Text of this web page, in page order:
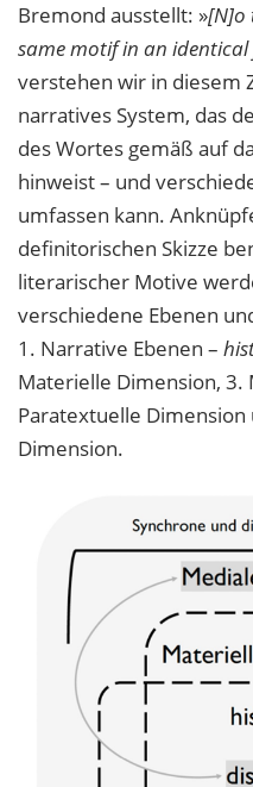
Bremond ausstellt: »[N]o
same motif in an identical
verstehen wir in diesem
narratives System, das
des Wortes gemäß auf
hinweist – und
umfassen kann.
definitorischen Skizze
literarischer Motive
verschiedene Ebenen
1. Narrative Ebenen –
Materielle Dimension, 3.
Paratextuelle Dimension
Dimension.